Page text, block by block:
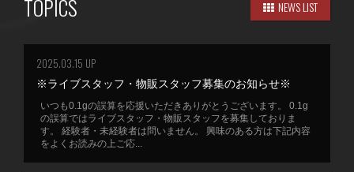
TOPICS NEWS LIST
2025.03.15 UP
※ライブスタッフ・物販スタッフ募集のお知らせ※
いつも0.1gの誤算を応援いただきありがとうございます。 0.1g
の誤算ではライブスタッフ・物販スタッフを募集しておりま
す。 経験者・未経験者は問いません。 興味のある方は下記内容
をよくお読みの上ご応...